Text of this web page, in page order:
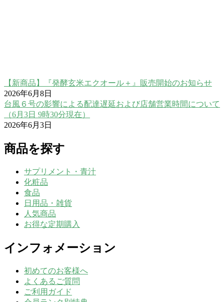
【新商品】『発酵玄米エクオール＋』販売開始のお知らせ
2026年6月8日
台風６号の影響による配達遅延および店舗営業時間について
（6月3日 9時30分現在）
2026年6月3日
商品を探す
サプリメント・青汁
化粧品
食品
日用品・雑貨
人気商品
お得な定期購入
インフォメーション
初めてのお客様へ
よくあるご質問
ご利用ガイド